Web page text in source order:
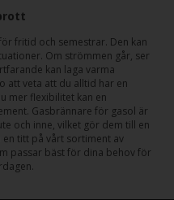
fritid och semestrar. Den kan
Om strömmen går, ser
kan laga varma
att veta att du alltid har en
mer flexibilitet kan en
Gasbrännare för gasol är
och inne, vilket gör dem till en
en titt på vårt sortiment av
passar bäst för dina behov för